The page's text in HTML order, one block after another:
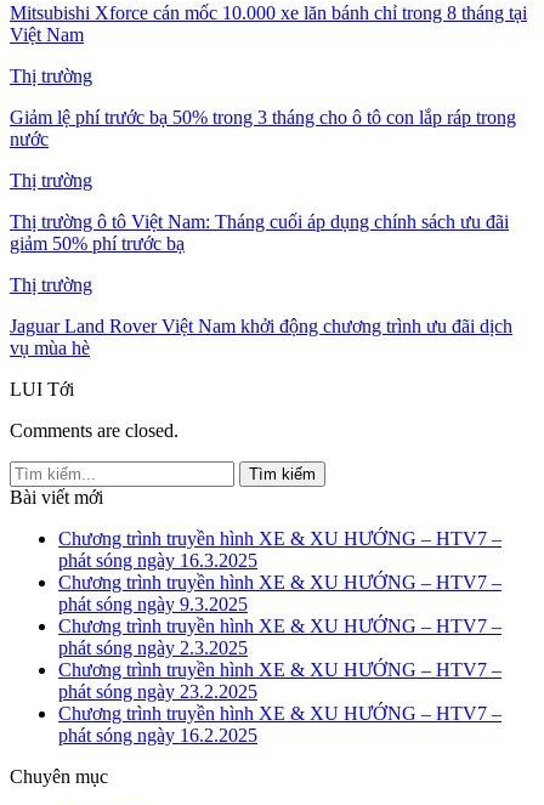
Mitsubishi Xforce cán mốc 10.000 xe lăn bánh chỉ trong 8 tháng tại
Việt Nam
Thị trường
Giảm lệ phí trước bạ 50% trong 3 tháng cho ô tô con lắp ráp trong
nước
Thị trường
Thị trường ô tô Việt Nam: Tháng cuối áp dụng chính sách ưu đãi
giảm 50% phí trước bạ
Thị trường
Jaguar Land Rover Việt Nam khởi động chương trình ưu đãi dịch
vụ mùa hè
LUI Tới
Comments are closed.
Bài viết mới
Chương trình truyền hình XE & XU HƯỚNG – HTV7 –
phát sóng ngày 16.3.2025
Chương trình truyền hình XE & XU HƯỚNG – HTV7 –
phát sóng ngày 9.3.2025
Chương trình truyền hình XE & XU HƯỚNG – HTV7 –
phát sóng ngày 2.3.2025
Chương trình truyền hình XE & XU HƯỚNG – HTV7 –
phát sóng ngày 23.2.2025
Chương trình truyền hình XE & XU HƯỚNG – HTV7 –
phát sóng ngày 16.2.2025
Chuyên mục